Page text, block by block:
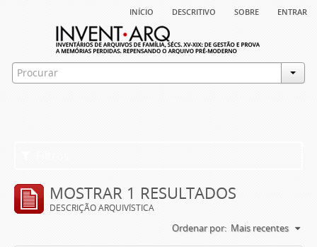
início descritivo sobre entrar
MOSTRAR 1 RESULTADOS
DESCRIÇÃO ARQUIVÍSTICA
Ordenar por: Mais recentes